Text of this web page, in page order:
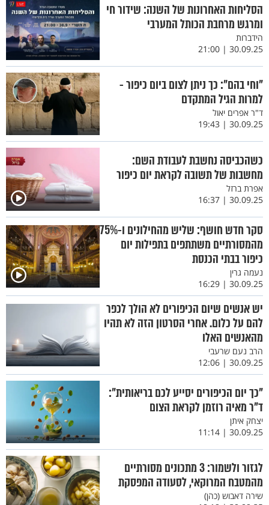
הסליחות האחרונות של השנה: שידור חי
ומרגש מרחבת הכותל המערבי
הידברות
30.09.25 | 21:00
"וחי בהם": כך ניתן לצום ביום כיפור -
למרות הגיל המתקדם
ד"ר אפרים יאול
30.09.25 | 19:43
כשהכביסה נחשבת לעבודת השם:
מחשבות של תשובה לקראת יום כיפור
אפרת ברזל
30.09.25 | 16:37
סקר חדש חושף: שליש מהחילונים ו-75%
מהמסורתיים משתתפים בתפילות יום
כיפור בבתי הכנסת
נעמה גרין
30.09.25 | 16:29
יש אנשים שיום הכיפורים לא הולך לכפר
להם על כלום. אחרי הסרטון הזה לא תהיו
מהאנשים האלו
הרב נעם שרעבי
30.09.25 | 12:06
"כך יום הכיפורים יסייע לכם בריאותית":
ד"ר מאיה רוזמן לקראת הצום
יצחק איתן
30.09.25 | 11:14
לגזור ולשמור: 3 מתכונים מסורתיים
מהמטבח המרוקאי, לסעודה המפסקת
שירה דאבוש (כהן)